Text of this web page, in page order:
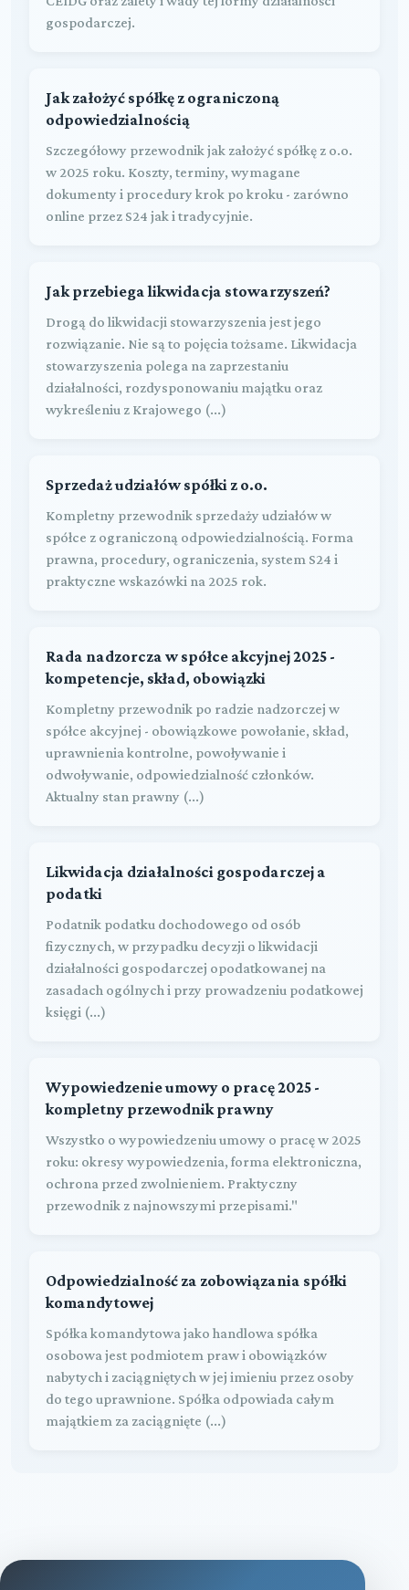
gospodarczej.
Jak założyć spółkę z ograniczoną
odpowiedzialnością
Szczegółowy przewodnik jak założyć spółkę z o.o.
w 2025 roku. Koszty, terminy, wymagane
dokumenty i procedury krok po kroku - zarówno
online przez S24 jak i tradycyjnie.
Jak przebiega likwidacja stowarzyszeń?
Drogą do likwidacji stowarzyszenia jest jego
rozwiązanie. Nie są to pojęcia tożsame. Likwidacja
stowarzyszenia polega na zaprzestaniu
działalności, rozdysponowaniu majątku oraz
wykreśleniu z Krajowego (...)
Sprzedaż udziałów spółki z o.o.
Kompletny przewodnik sprzedaży udziałów w
spółce z ograniczoną odpowiedzialnością. Forma
prawna, procedury, ograniczenia, system S24 i
praktyczne wskazówki na 2025 rok.
Rada nadzorcza w spółce akcyjnej 2025 -
kompetencje, skład, obowiązki
Kompletny przewodnik po radzie nadzorczej w
spółce akcyjnej - obowiązkowe powołanie, skład,
uprawnienia kontrolne, powoływanie i
odwoływanie, odpowiedzialność członków.
Aktualny stan prawny (...)
Likwidacja działalności gospodarczej a
podatki
Podatnik podatku dochodowego od osób
fizycznych, w przypadku decyzji o likwidacji
działalności gospodarczej opodatkowanej na
zasadach ogólnych i przy prowadzeniu podatkowej
księgi (...)
Wypowiedzenie umowy o pracę 2025 -
kompletny przewodnik prawny
Wszystko o wypowiedzeniu umowy o pracę w 2025
roku: okresy wypowiedzenia, forma elektroniczna,
ochrona przed zwolnieniem. Praktyczny
przewodnik z najnowszymi przepisami."
Odpowiedzialność za zobowiązania spółki
komandytowej
Spółka komandytowa jako handlowa spółka
osobowa jest podmiotem praw i obowiązków
nabytych i zaciągniętych w jej imieniu przez osoby
do tego uprawnione. Spółka odpowiada całym
majątkiem za zaciągnięte (...)